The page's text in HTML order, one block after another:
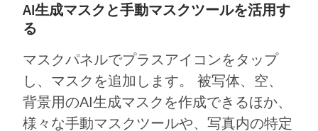
AI生成マスクと手動マスクツールを活用す
る
マスクパネルでプラスアイコンをタップ
し、マスクを追加します。 被写体、空、
背景用のAI生成マスクを作成できるほか、
様々な手動マスクツールや、写真内の特定